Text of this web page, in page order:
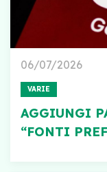
06/07/2026
VARIE
AGGIUNGI
“FONTI